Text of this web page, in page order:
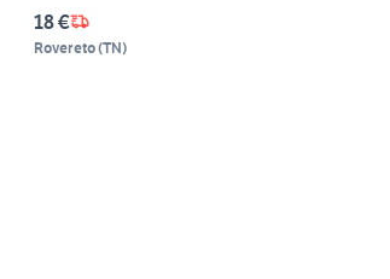
18 €
Rovereto(TN)